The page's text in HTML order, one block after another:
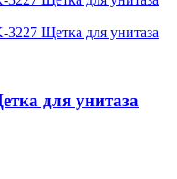
для унитаза